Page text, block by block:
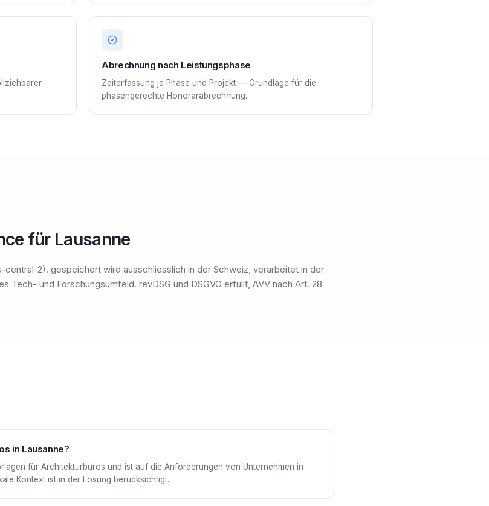
Abrechnung nach Leistungsphase
Zeiterfassung je Phase und Projekt — Grundlage für die
phasengerechte Honorarabrechnung.
für Lausanne
central-2). gespeichert wird ausschliesslich in der Schweiz, verarbeitet in der
Tech- und Forschungsumfeld. revDSG und DSGVO erfüllt, AVV nach Art. 28
in Lausanne?
für Architekturbüros und ist auf die Anforderungen von Unternehmen in
Kontext ist in der Lösung berücksichtigt.